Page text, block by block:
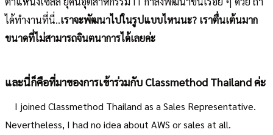
ได้ทำงานที่นี่..เราจะพัฒนาไปในรูปแบบไหนนะ? เราตื่นเต้นมาก
ขนาดที่ไม่สามารถจินตนาการได้เลยค่ะ
และนี่ก็คือที่มาของการเข้าร่วมกับ Classmethod Thailand ค่ะ
I joined Classmethod Thailand as a Sales Representative.
Nevertheless, I had no idea about AWS or sales at all.